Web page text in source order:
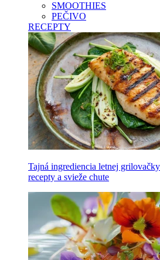
SMOOTHIES
PEČIVO
RECEPTY
Tajná ingrediencia letnej
recepty a svieže chute